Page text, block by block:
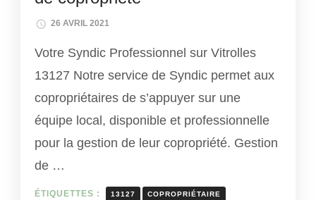
26 AVRIL 2021
Votre Syndic Professionnel sur Vitrolles
13127 Notre service de Syndic permet aux
copropriétaires de s’appuyer sur une
équipe local, disponible et professionnelle
pour la gestion de leur copropriété. Gestion
de …
ÉTIQUETTES : 13127 COPROPRIÉTAIRE